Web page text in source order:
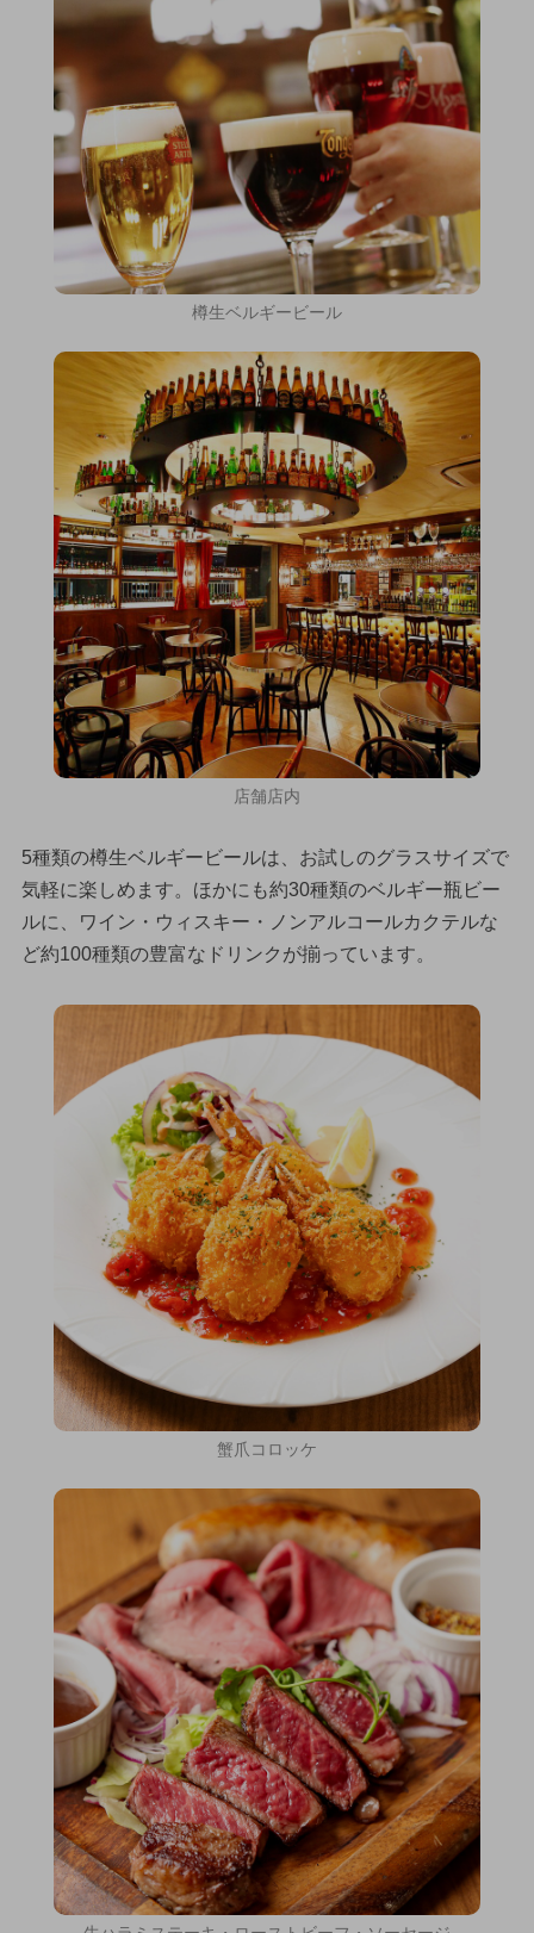
樽生ベルギービール
店舗店内
5種類の樽生ベルギービールは、お試しのグラスサイズで
気軽に楽しめます。ほかにも約30種類のベルギー瓶ビー
ルに、ワイン・ウィスキー・ノンアルコールカクテルな
ど約100種類の豊富なドリンクが揃っています。
蟹爪コロッケ